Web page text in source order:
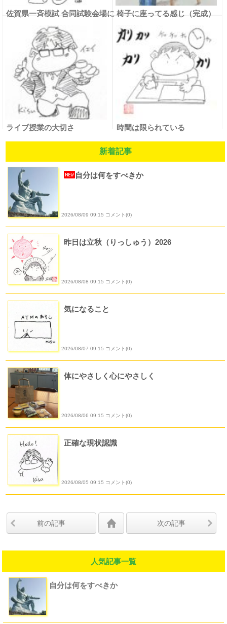
佐賀県一斉模試 合同試験会場に 椅子に座ってる感じ（完成）
ライブ授業の大切さ 時間は限られている
新着記事
自分は何をすべきか
2026/08/09 09:15 コメント(0)
昨日は立秋（りっしゅう）2026
2026/08/08 09:15 コメント(0)
気になること
2026/08/07 09:15 コメント(0)
体にやさしく心にやさしく
2026/08/06 09:15 コメント(0)
正確な現状認識
2026/08/05 09:15 コメント(0)
前の記事 次の記事
人気記事一覧
自分は何をすべきか